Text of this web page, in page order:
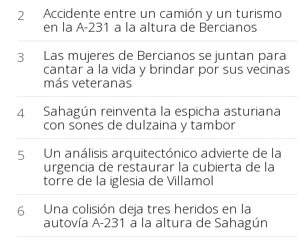
2
Accidente entre un camión y un turismo
en la A-231 a la altura de Bercianos
3
Las mujeres de Bercianos se juntan para
cantar a la vida y brindar por sus vecinas
más veteranas
4
Sahagún reinventa la espicha asturiana
con sones de dulzaina y tambor
5
Un análisis arquitectónico advierte de la
urgencia de restaurar la cubierta de la
torre de la iglesia de Villamol
6
Una colisión deja tres heridos en la
autovía A-231 a la altura de Sahagún